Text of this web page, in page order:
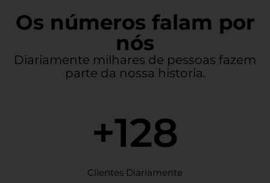
Os números falam por
nós
Diariamente milhares de pessoas fazem
parte da nossa historia.
+128
Clientes Diariamente